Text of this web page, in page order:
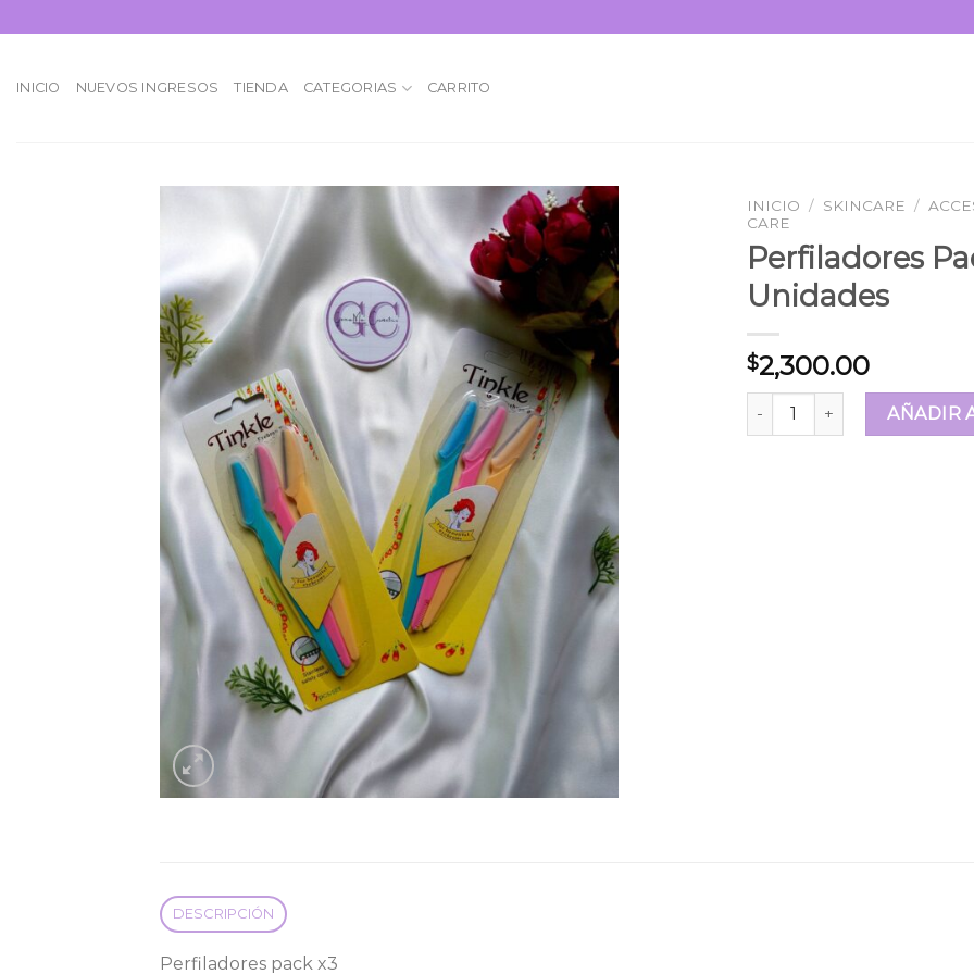
to
INICIO NUEVOS INGRESOS TIENDA CATEGORIAS CARRITO
Añadir
a la
deseos
INICIO / SKINCARE /
CARE
Perfiladores
Unidades
$2,300.00
Perfiladores Pack x3AÑADIR
DESCRIPCIÓN
Perfiladores pack x3